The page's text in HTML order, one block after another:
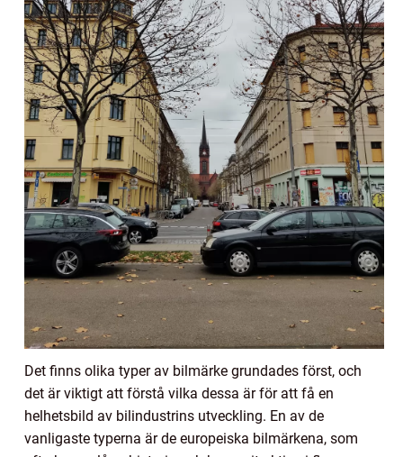
Det finns olika typer av bilmärke grundades först, och
det är viktigt att förstå vilka dessa är för att få en
helhetsbild av bilindustrins utveckling. En av de
vanligaste typerna är de europeiska bilmärkena, som